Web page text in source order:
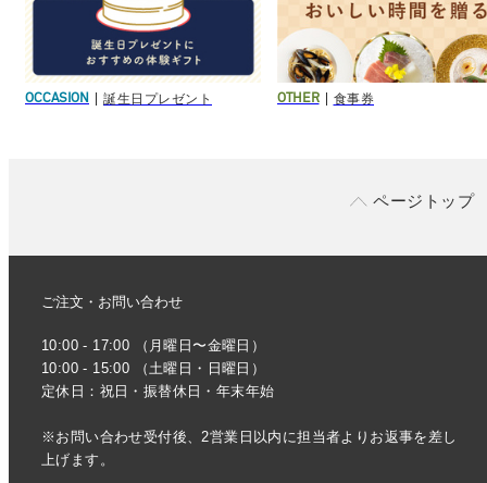
OCCASION 誕生日プレゼント OTHER 食事券
ページトップ
ご注文・お問い合わせ
10:00 - 17:00 （月曜日〜金曜日）
10:00 - 15:00 （土曜日・日曜日）
定休日：祝日・振替休日・年末年始
※お問い合わせ受付後、2営業日以内に担当者よりお返事を差し
上げます。